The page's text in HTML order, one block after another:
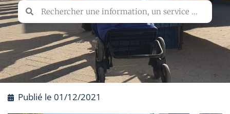
Publié le 01/12/2021